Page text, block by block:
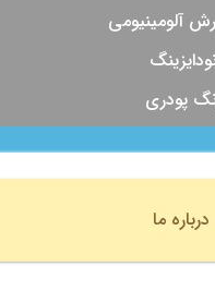
آلومینیومی
پودری
درباره ما